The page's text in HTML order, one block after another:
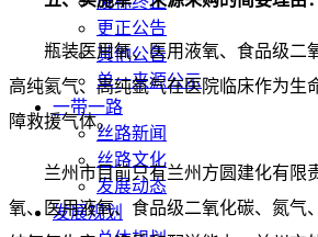
更正公告
其他公告
单一来源公示
一带一路
丝路新闻
丝路文化
发展动态
发展规划
瓶装医用氧、医用液氧、食品级二
高纯氦气、高纯氩气在医院临床作为生
障救援气体。
兰州市目前只有兰州方圆建化有限
氧、医用液氧、食品级二氧化碳、氮气